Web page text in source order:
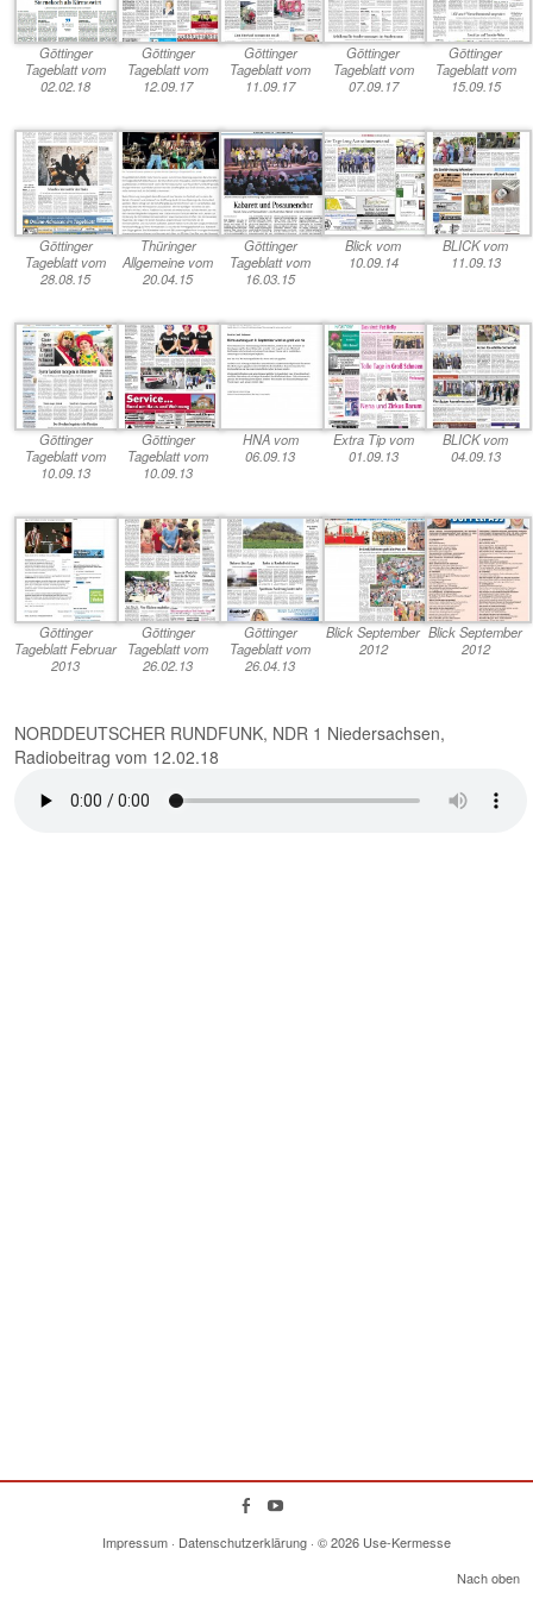
Use Schaffergilde
FAQ
Göttinger
Tageblatt vom
02.02.18
Göttinger
Tageblatt vom
12.09.17
Göttinger
Tageblatt vom
11.09.17
Göttinger
Tageblatt vom
07.09.17
Göttinger
Tageblatt vom
15.09.15
Göttinger
Tageblatt vom
28.08.15
Thüringer
Allgemeine vom
20.04.15
Göttinger
Tageblatt vom
16.03.15
Blick vom
10.09.14
BLICK vom
11.09.13
Göttinger
Tageblatt vom
10.09.13
Göttinger
Tageblatt vom
10.09.13
HNA vom
06.09.13
Extra Tip vom
01.09.13
BLICK vom
04.09.13
Göttinger
Tageblatt Februar
2013
Göttinger
Tageblatt vom
26.02.13
Göttinger
Tageblatt vom
26.04.13
Blick September
2012
Blick September
2012
NORDDEUTSCHER RUNDFUNK, NDR 1 Niedersachsen,
Radiobeitrag vom 12.02.18
Impressum · Datenschutzerklärung · © 2026 Use-Kermesse
Nach oben